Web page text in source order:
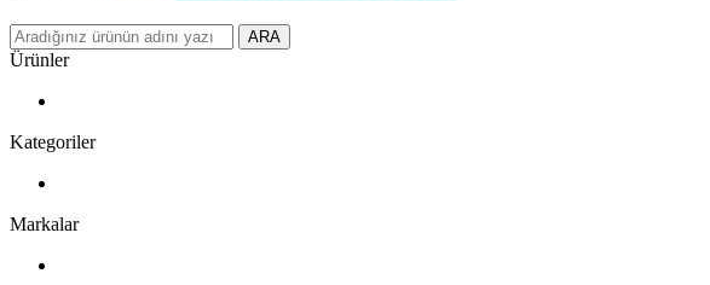
ARA
Ürünler
Kategoriler
Markalar